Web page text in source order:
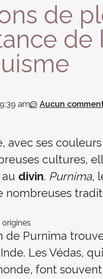
de
de
9:39 am Aucun
avec ses
cultures,
divin. Purnima,
nombreuses
de Purnima
Les Védas,
font